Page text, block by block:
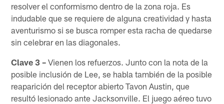
resolver el conformismo dentro de la zona roja. Es
indudable que se requiere de alguna creatividad y hasta
aventurismo si se busca romper esta racha de quedarse
sin celebrar en las diagonales.
Clave 3 – Vienen los refuerzos. Junto con la nota de la
posible inclusión de Lee, se habla también de la posible
reaparición del receptor abierto Tavon Austin, que
resultó lesionado ante Jacksonville. El juego aéreo tuvo